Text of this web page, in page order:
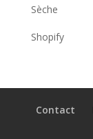
Sèche
Shopify
Contact